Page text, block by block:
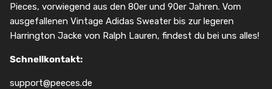
Pieces, vorwiegend aus den 80er und 90er Jahren. Vom
ausgefallenen Vintage Adidas Sweater bis zur legeren
Harrington Jacke von Ralph Lauren, findest du bei uns alles!
Schnellkontakt:
support@peeces.de